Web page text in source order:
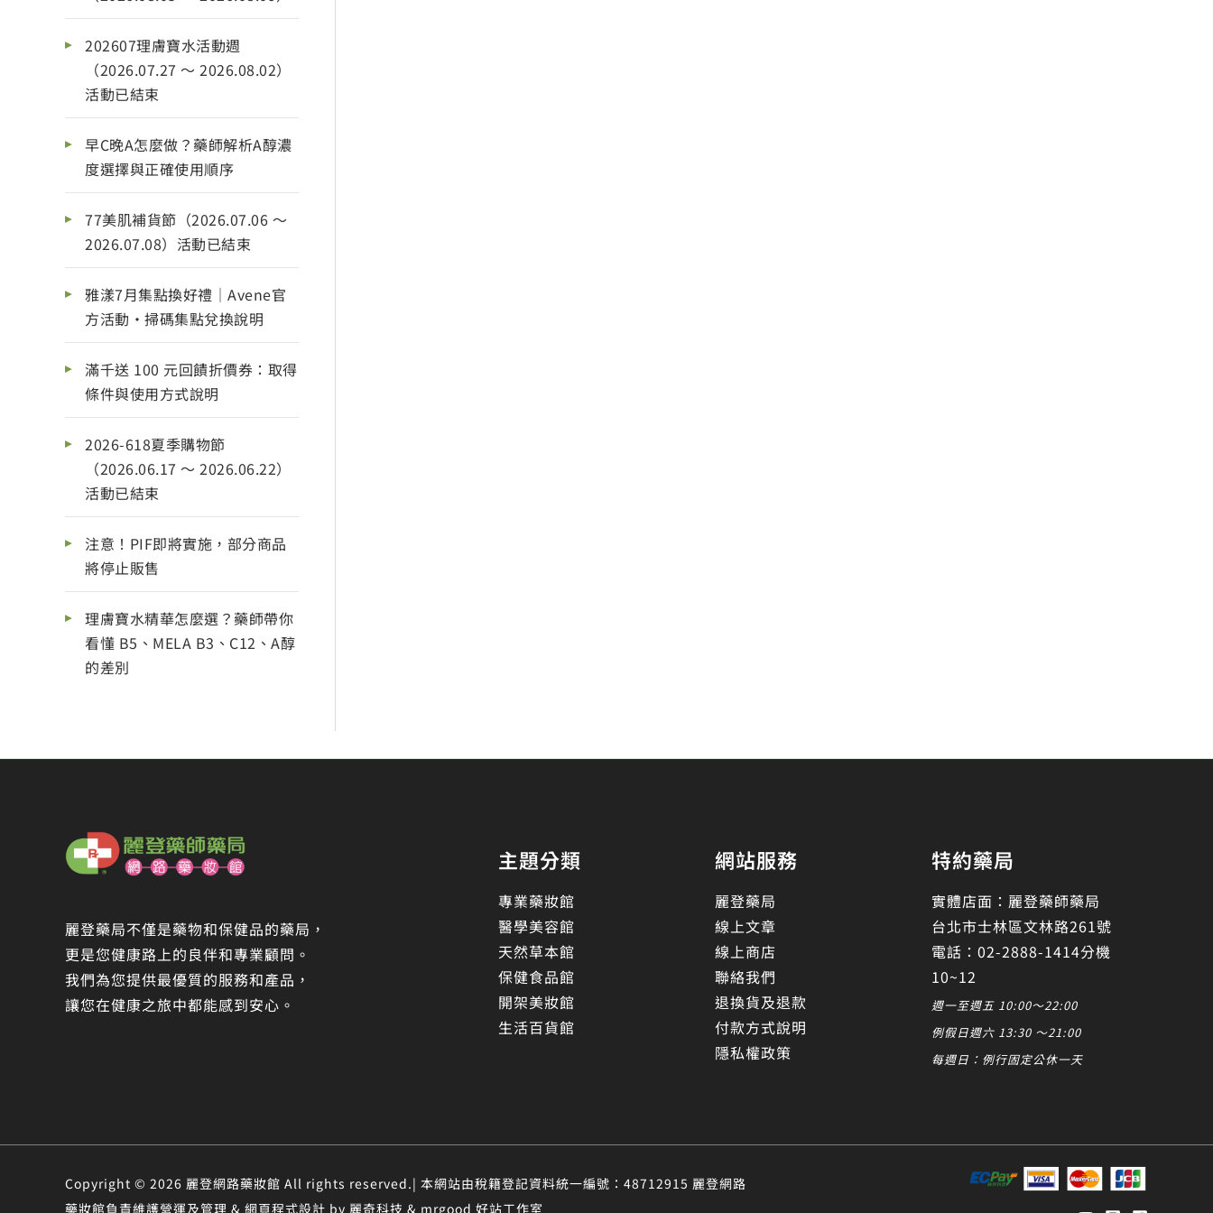
202607理膚寶水活動週
（2026.07.27 ～ 2026.08.02）
活動已結束
早C晚A怎麼做？藥師解析A醇濃
度選擇與正確使用順序
77美肌補貨節（2026.07.06 ～
2026.07.08）活動已結束
雅漾7月集點換好禮｜Avene官
方活動・掃碼集點兌換說明
滿千送 100 元回饋折價券：取得
條件與使用方式說明
2026-618夏季購物節
（2026.06.17 ～ 2026.06.22）
活動已結束
注意！PIF即將實施，部分商品
將停止販售
理膚寶水精華怎麼選？藥師帶你
看懂 B5、MELA B3、C12、A醇
的差別
麗登藥局不僅是藥物和保健品的藥局，
更是您健康路上的良伴和專業顧問。
我們為您提供最優質的服務和產品，
讓您在健康之旅中都能感到安心。
主題分類
專業藥妝館
醫學美容館
天然草本館
保健食品館
開架美妝館
生活百貨館
網站服務
麗登藥局
線上文章
線上商店
聯絡我們
退換貨及退款
付款方式說明
隱私權政策
特約藥局
實體店面：麗登藥師藥局
台北市士林區文林路261號
電話：02-2888-1414分機
10~12
週一至週五 10:00～22:00
例假日週六 13:30 ～21:00
每週日：例行固定公休一天
Copyright © 2026 麗登網路藥妝館 All rights reserved.| 本網站由稅籍登記資料統一編號：48712915 麗登網路
藥妝館負責維護營運及管理 & 網頁程式設計 by 麗奇科技 & mrgood 好站工作室